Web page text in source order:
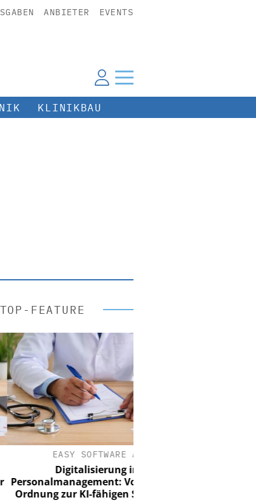
ANBIETER EVENTS
KLINIKBAU
TOP-FEATURE
EASY SOFTWARE AG
Digitalisierung im
Von digitaler
zur KI-fähigen Steuerung